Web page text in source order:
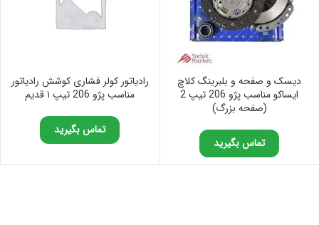
دیسک و صفحه و بلبرینگ کلاچ
ایساکو مناسب پژو 206 تیپ 2
(صفحه بزرگ)
تماس بگیرید
رادیاتور کولر فشاری کوشش رادیاتور
مناسب پژو 206 تیپ ۱ قدیم
تماس بگیرید